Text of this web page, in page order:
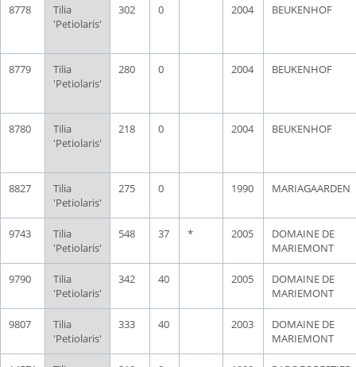
8778
Tilia
'Petiolaris'
302 0 2004 BEUKENHOF
8779
Tilia
'Petiolaris'
280 0 2004 BEUKENHOF
8780
Tilia
'Petiolaris'
218 0 2004 BEUKENHOF
8827
Tilia
'Petiolaris'
275 0 1990 MARIAGAARDEN
9743
Tilia
'Petiolaris'
548 37 * 2005
DOMAINE DE
MARIEMONT
9790
Tilia
'Petiolaris'
342 40 2005
DOMAINE DE
MARIEMONT
9807
Tilia
'Petiolaris'
333 40 2003
DOMAINE DE
MARIEMONT